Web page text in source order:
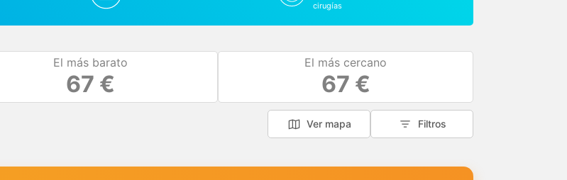
cirugías
El más barato
67 €
El más cercano
67 €
Ver mapa Filtros